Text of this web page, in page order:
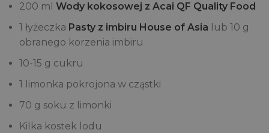
200 ml Wody kokosowej z Acai QF Quality Food
1 łyżeczka Pasty z imbiru House of Asia lub 10 g
obranego korzenia imbiru
10-15 g cukru
1 limonka pokrojona w cząstki
70 g soku z limonki
Kilka kostek lodu